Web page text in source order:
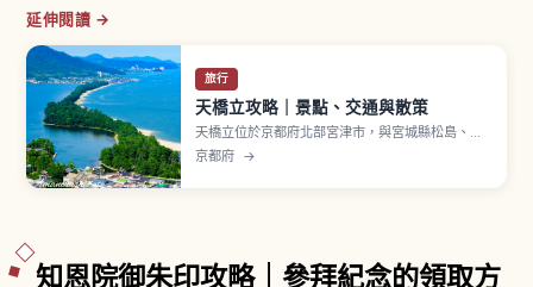
延伸閱讀 →
旅行
天橋立攻略｜景點、交通與散策
天橋立位於京都府北部宮津市，與宮城縣松島、廣
島縣宮島並列為「日本三景」之一。沙洲全長約3.6
公里，將宮津灣與內海阿蘇海分隔開來，約6,700
棵松樹茂密生長的白砂青松之美，被指定為特別名
京都府 →
知恩院御朱印攻略｜參拜紀念的領取方